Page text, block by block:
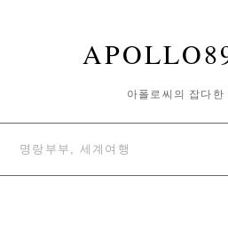
아폴로씨의 잡다한
명랑부부, 세계여행